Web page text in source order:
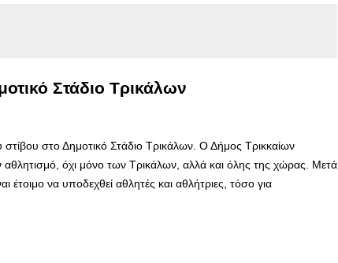
Στάδιο Τρικάλων
στο Δημοτικό Στάδιο Τρικάλων. Ο Δήμος Τρικκαίων
όχι μόνο των Τρικάλων, αλλά και όλης της χώρας. Μετά
έτοιμο να υποδεχθεί αθλητές και αθλήτριες, τόσο για